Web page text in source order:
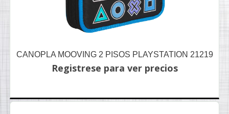
CANOPLA MOOVING 2 PISOS PLAYSTATION 21219
Registrese para ver precios